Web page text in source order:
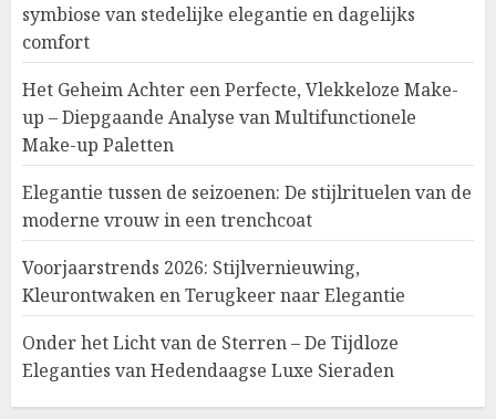
symbiose van stedelijke elegantie en dagelijks
comfort
Het Geheim Achter een Perfecte, Vlekkeloze Make-
up – Diepgaande Analyse van Multifunctionele
Make-up Paletten
Elegantie tussen de seizoenen: De stijlrituelen van de
moderne vrouw in een trenchcoat
Voorjaarstrends 2026: Stijlvernieuwing,
Kleurontwaken en Terugkeer naar Elegantie
Onder het Licht van de Sterren – De Tijdloze
Eleganties van Hedendaagse Luxe Sieraden